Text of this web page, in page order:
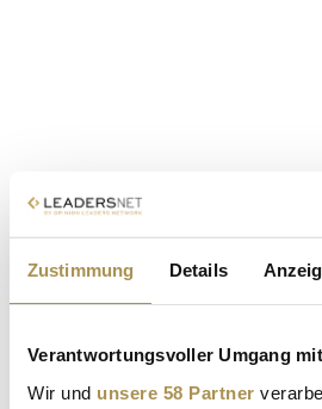
Zustimmung Details
Verantwortungsvoller Umgang
Wir und unsere 58 Partner